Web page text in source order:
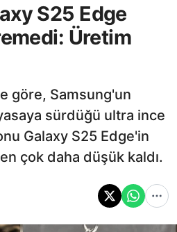
S25 Edge
Üretim
göre, Samsung'un
sürdüğü ultra ince
Galaxy S25 Edge'in
çok daha düşük kaldı.